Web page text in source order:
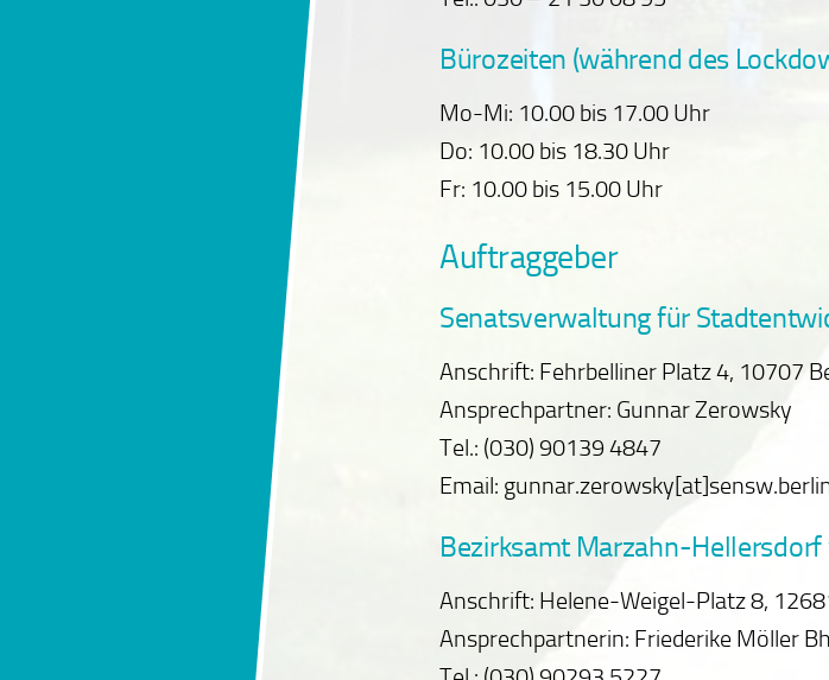
Bürozeiten (während des
Mo-Mi: 10.00 bis 17.00 Uhr
Do: 10.00 bis 18.30 Uhr
Fr: 10.00 bis 15.00 Uhr
Auftraggeber
Senatsverwaltung für
Anschrift: Fehrbelliner Platz 4, 10707
Ansprechpartner: Gunnar Zerowsky
Tel.: (030) 90139 4847
Email:
Bezirksamt Marzahn-Hellersdorf
Anschrift: Helene-Weigel-Platz 8,
Ansprechpartnerin: Friederike Möller